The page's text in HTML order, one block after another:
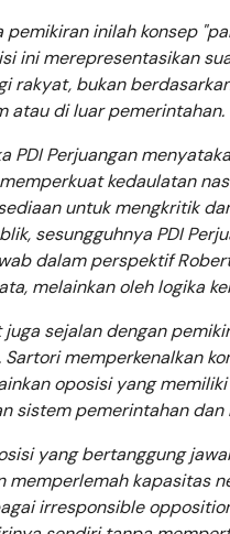
pemikiran inilah konsep
ini merepresentasikan
rakyat, bukan
atau di luar pemerintahan.
PDI Perjuangan
kedaulatan
untuk mengkritik
sesungguhnya PDI
dalam perspektif
melainkan oleh logika
sejalan dengan
Sartori memperkenalkan
oposisi yang
sistem pemerintahan
yang bertanggung
memperlemah kapasitas
irresponsible